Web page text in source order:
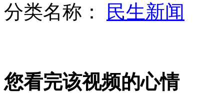
90后大学生揣300元游全国
3100万假冒玉兰油化妆品被查处
分类名称：
民生新闻
您看完该视频的心情